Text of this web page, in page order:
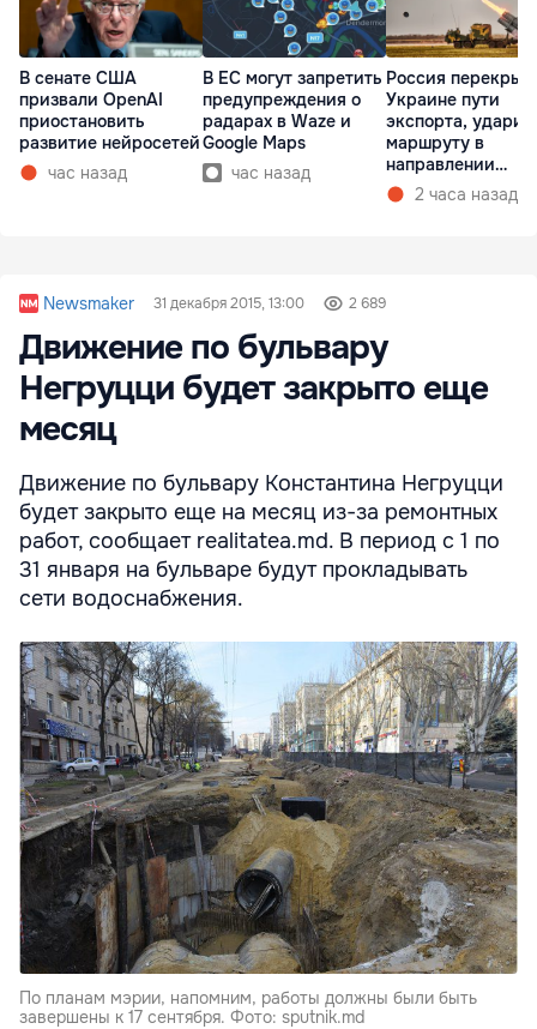
В сенате США
призвали OpenAI
приостановить
развитие нейросетей
час назад
В ЕС могут запретить
предупреждения о
радарах в Waze и
Google Maps
час назад
Россия
Украине пути
экспорта, ударив
маршруту в
направлении
Молдовы
2 часа назад
Newsmaker 31 декабря 2015, 13:00 2 689
Движение по бульвару
Негруцци будет закрыто еще
месяц
Движение по бульвару Константина Негруцци
будет закрыто еще на месяц из-за ремонтных
работ, сообщает realitatea.md. В период с 1 по
31 января на бульваре будут прокладывать
сети водоснабжения.
По планам мэрии, напомним, работы должны были быть
завершены к 17 сентября. Фото: sputnik.md